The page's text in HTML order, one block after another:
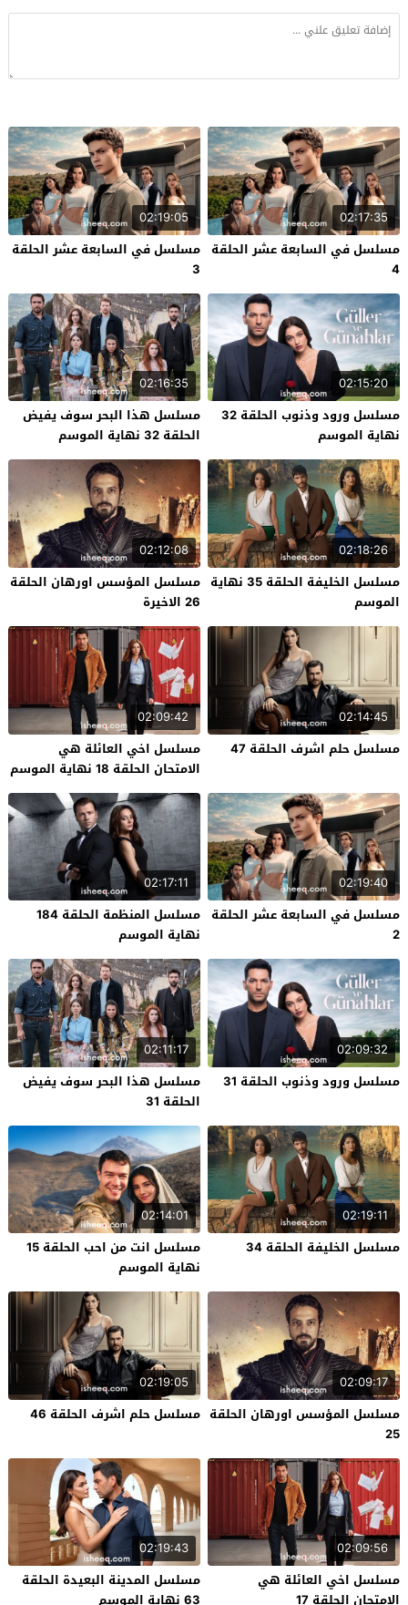
02:17:35
مسلسل في السابعة عشر الحلقة
4
02:19:05
مسلسل في السابعة عشر الحلقة
3
02:15:20
مسلسل ورود وذنوب الحلقة 32
نهاية الموسم
02:16:35
مسلسل هذا البحر سوف يفيض
الحلقة 32 نهاية الموسم
02:18:26
مسلسل الخليفة الحلقة 35 نهاية
الموسم
02:12:08
مسلسل المؤسس اورهان الحلقة
26 الاخيرة
02:14:45
مسلسل حلم اشرف الحلقة 47
02:09:42
مسلسل اخي العائلة هي
الامتحان الحلقة 18 نهاية الموسم
02:19:40
مسلسل في السابعة عشر الحلقة
2
02:17:11
مسلسل المنظمة الحلقة 184
نهاية الموسم
02:09:32
مسلسل ورود وذنوب الحلقة 31
02:11:17
مسلسل هذا البحر سوف يفيض
الحلقة 31
02:19:11
مسلسل الخليفة الحلقة 34
02:14:01
مسلسل انت من احب الحلقة 15
نهاية الموسم
02:09:17
مسلسل المؤسس اورهان الحلقة
25
02:19:05
مسلسل حلم اشرف الحلقة 46
02:09:56
مسلسل اخي العائلة هي
الامتحان الحلقة 17
02:19:43
مسلسل المدينة البعيدة الحلقة
63 نهاية الموسم